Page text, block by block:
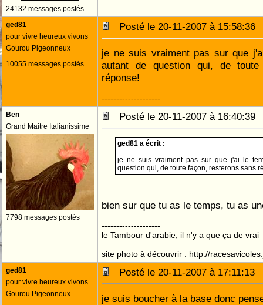
24132 messages postés
ged81
pour vivre heureux vivons
Gourou Pigeonneux
10055 messages postés
Posté le 20-11-2007 à
je ne suis vraiment pas sur que
autant de question qui, de
réponse!
--------------------
Ben
Grand Maitre Italianissime
7798 messages postés
Posté le 20-11-2007 à
ged81 a écrit :
je ne suis vraiment pas sur que j'ai le
question qui, de toute façon, resterons sans
bien sur que tu as le temps, tu as
--------------------
le Tambour d'arabie, il n'y a que ça de vrai
site photo à découvrir : http://
ged81
pour vivre heureux vivons
Gourou Pigeonneux
Posté le 20-11-2007 à 17:11:13
je suis boucher à la base donc